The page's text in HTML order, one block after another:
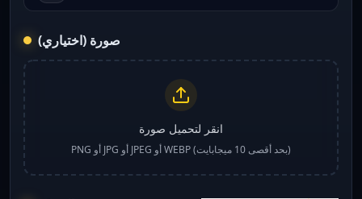
صورة (اختياري)
انقر لتحميل صورة
PNG أو JPG أو JPEG أو WEBP (بحد أقصى 10 ميجابايت)